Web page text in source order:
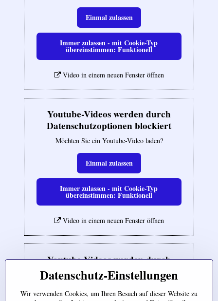
Einmal zulassen
Immer zulassen - mit Cookie-Typ
übereinstimmen: Funktionell
Video in einem neuen Fenster öffnen
Youtube-Videos werden durch
Datenschutzoptionen blockiert
Möchten Sie ein Youtube-Video laden?
Einmal zulassen
Immer zulassen - mit Cookie-Typ
übereinstimmen: Funktionell
Video in einem neuen Fenster öffnen
Youtube-Videos werden durch
Datenschutzoptionen blockiert
Datenschutz-Einstellungen
Wir verwenden Cookies, um Ihren Besuch auf dieser Website zu